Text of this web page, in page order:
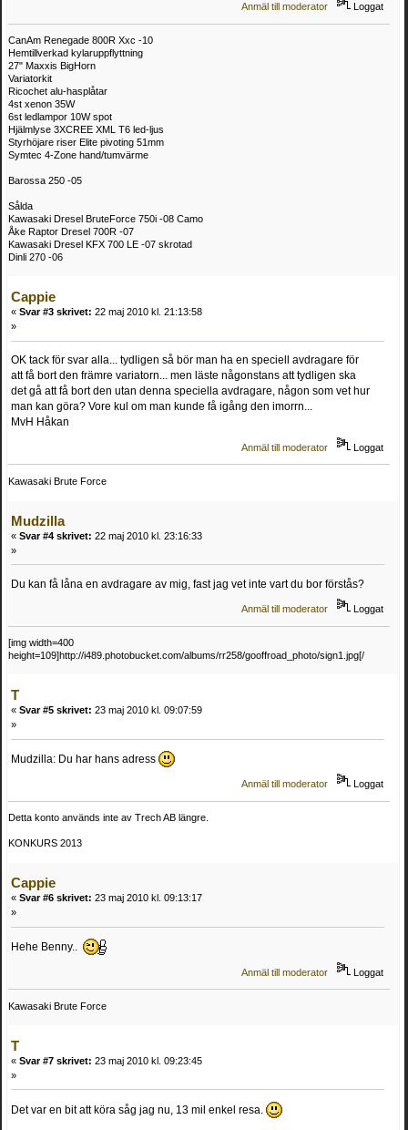
Anmäl till moderator Loggat
CanAm Renegade 800R Xxc -10
Hemtillverkad kylaruppflyttning
27" Maxxis BigHorn
Variatorkit
Ricochet alu-hasplåtar
4st xenon 35W
6st ledlampor 10W spot
Hjälmlyse 3XCREE XML T6 led-ljus
Styrhöjare riser Elite pivoting 51mm
Symtec 4-Zone hand/tumvärme
Barossa 250 -05
Sålda
Kawasaki Dresel BruteForce 750i -08 Camo
Åke Raptor Dresel 700R -07
Kawasaki Dresel KFX 700 LE -07 skrotad
Dinli 270 -06
Cappie
« Svar #3 skrivet: 22 maj 2010 kl. 21:13:58
»
OK tack för svar alla... tydligen så bör man ha en speciell avdragare för
att få bort den främre variatorn... men läste någonstans att tydligen ska
det gå att få bort den utan denna speciella avdragare, någon som vet hur
man kan göra? Vore kul om man kunde få igång den imorrn...
MvH Håkan
Anmäl till moderator Loggat
Kawasaki Brute Force
Mudzilla
« Svar #4 skrivet: 22 maj 2010 kl. 23:16:33
»
Du kan få låna en avdragare av mig, fast jag vet inte vart du bor förstås?
Anmäl till moderator Loggat
[img width=400
height=109]http://i489.photobucket.com/albums/rr258/gooffroad_photo/sign1.jpg[/
T
« Svar #5 skrivet: 23 maj 2010 kl. 09:07:59
»
Mudzilla: Du har hans adress
Anmäl till moderator Loggat
Detta konto används inte av Trech AB längre.
KONKURS 2013
Cappie
« Svar #6 skrivet: 23 maj 2010 kl. 09:13:17
»
Hehe Benny..
Anmäl till moderator Loggat
Kawasaki Brute Force
T
« Svar #7 skrivet: 23 maj 2010 kl. 09:23:45
»
Det var en bit att köra såg jag nu, 13 mil enkel resa.